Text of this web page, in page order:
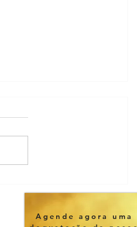
de eventos
impulsiona a
economiaAgende agora uma